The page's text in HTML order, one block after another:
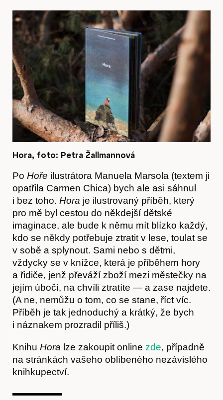
Články
Hora, foto: Petra Žallmannová
Po Hoře ilustrátora Manuela Marsola (textem ji
opatřila Carmen Chica) bych ale asi sáhnul
i bez toho. Hora je ilustrovaný příběh, který
pro mě byl cestou do někdejší dětské
imaginace, ale bude k němu mít blízko každý,
kdo se někdy potřebuje ztratit v lese, toulat se
v sobě a splynout. Sami nebo s dětmi,
vždycky se v knížce, která je příběhem hory
a řidiče, jenž převáží zboží mezi městečky na
jejím úbočí, na chvíli ztratíte — a zase najdete.
(A ne, nemůžu o tom, co se stane, říct víc.
Příběh je tak jednoduchý a krátký, že bych
i náznakem prozradil příliš.)
Knihu Hora lze zakoupit online zde, případně
na stránkách vašeho oblíbeného nezávislého
knihkupectví.